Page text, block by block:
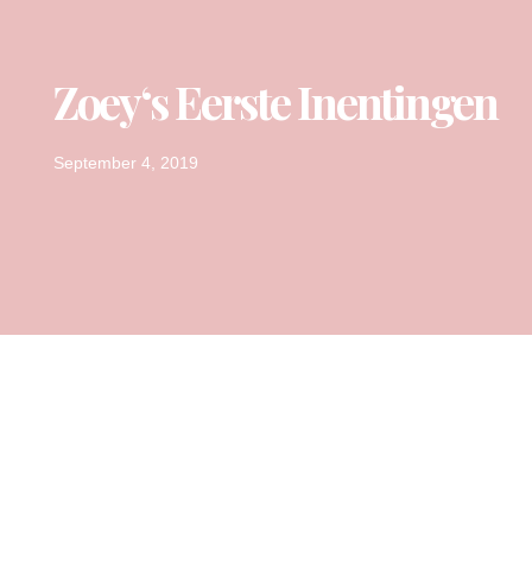
Zoey‘s Eerste Inentingen
September 4, 2019